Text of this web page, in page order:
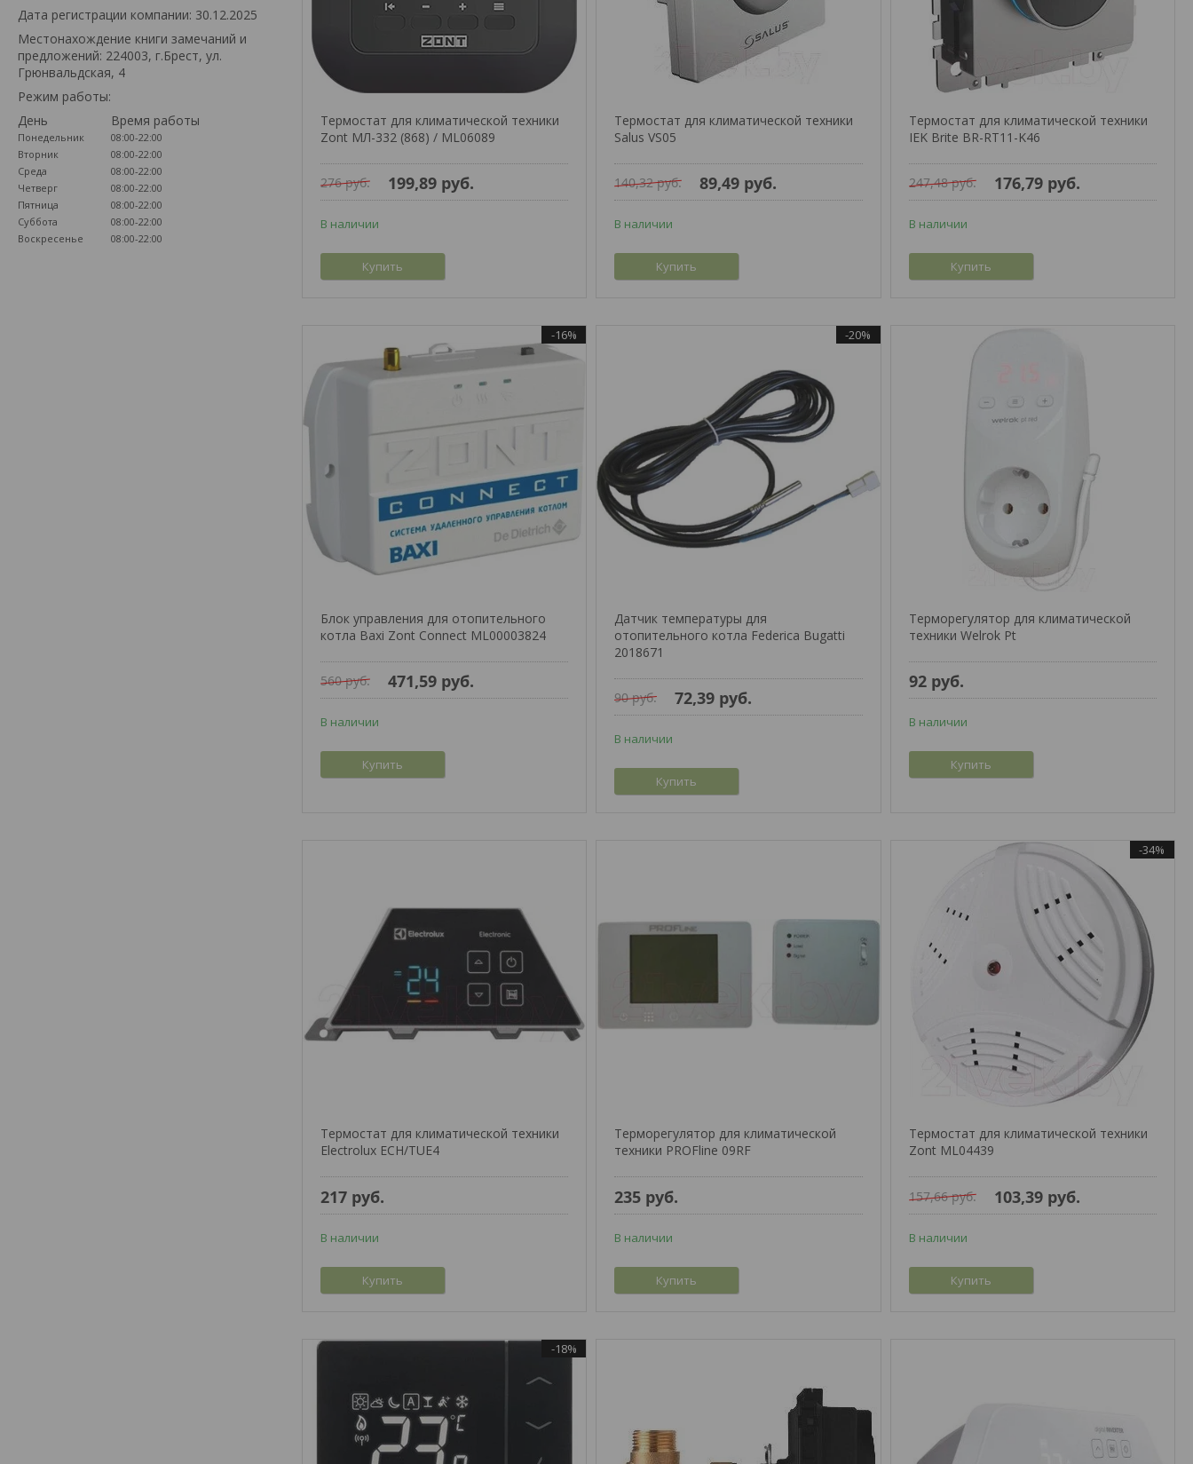
Дата регистрации компании: 30.12.2025
Местонахождение книги замечаний и
предложений: 224003, г.Брест, ул.
Грюнвальдская, 4
Режим работы:
День
Время работы
Понедельник
08:00-22:00
Вторник
08:00-22:00
Среда
08:00-22:00
Четверг
08:00-22:00
Пятница
08:00-22:00
Суббота
08:00-22:00
Воскресенье
08:00-22:00
Термостат для климатической техники
Zont МЛ-332 (868) / ML06089
276руб. 199,89 руб.
В наличии
Купить
Термостат для климатической техники
Salus VS05
140,32руб. 89,49 руб.
В наличии
Купить
Термостат для климатической техники
IEK Brite BR-RT11-K46
247,48руб. 176,79 руб.
В наличии
Купить
-16%
Блок управления для отопительного
котла Baxi Zont Connect ML00003824
560руб. 471,59 руб.
В наличии
Купить
-20%
Датчик температуры для
отопительного котла Federica Bugatti
2018671
90руб. 72,39 руб.
В наличии
Купить
Терморегулятор для климатической
техники Welrok Pt
92 руб.
В наличии
Купить
Термостат для климатической техники
Electrolux ECH/TUE4
217 руб.
В наличии
Купить
Терморегулятор для климатической
техники PROFline 09RF
235 руб.
В наличии
Купить
-34%
Термостат для климатической техники
Zont ML04439
157,66руб. 103,39 руб.
В наличии
Купить
-18%